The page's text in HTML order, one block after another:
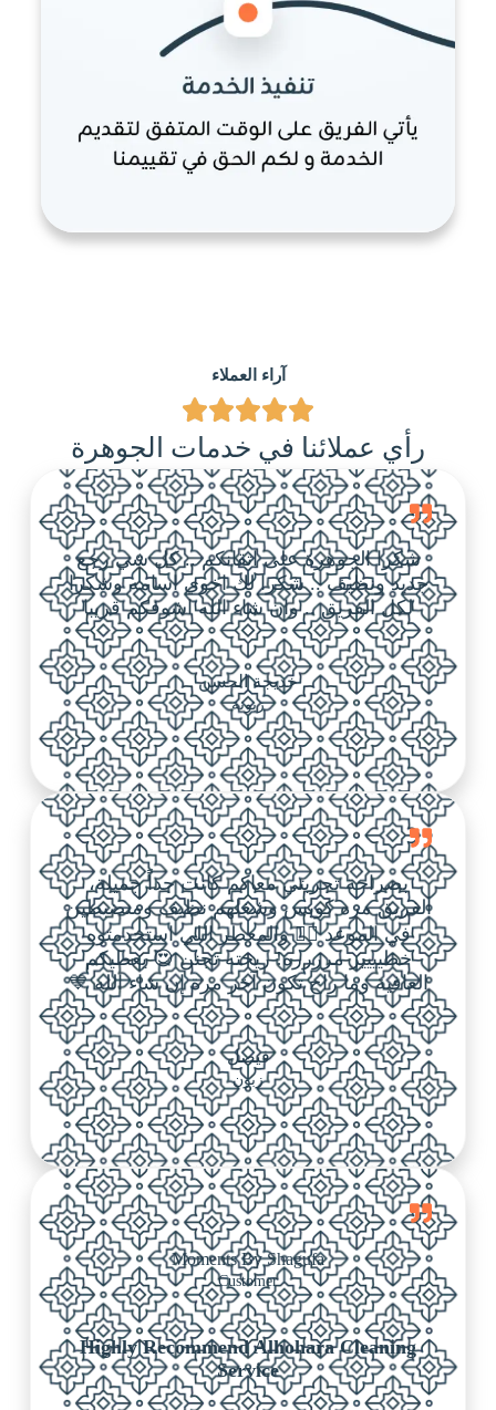
آراء العملاء
رأي عملائنا في خدمات الجوهرة
شكرا الجوهرة على اتقانكم .. كل شي رجع
جديد ونظيف .. شكرا لك اخوي اسامه وشكرا
لكل الفريق .. وان شاء الله اشوفكم قريبا
خديجة الحسن
زبونة
بصراحة تجربتي معاكم كانت جداً جميلة،
الفريق مره كويس وشغلهم نظيف ومنضبطين
في الموعد 👌🏼 والمعطر اللي استخدمتوه
خطيييير مرررره! ريحته تجنن 😍 يعطيكم
العافية وما راح تكون آخر مرة إن شاء الله 💙
فيصل
زبون
Moments By Shagufa
Customer
Highly Recommend Alhohara Cleaning
Service